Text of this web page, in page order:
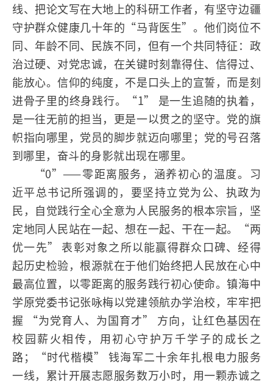
线、把论文写在大地上的科研工作者，有坚守边疆
守护群众健康几十年的“马背医生”。他们岗位不
同、年龄不同、民族不同，但有一个共同特征：政
治过硬、对党忠诚，在关键时刻靠得住、信得过、
能放心。信仰的纯度，不是口头上的宣誓，而是刻
进骨子里的终身践行。“1” 是一生追随的执着，
是一往无前的担当，更是一以贯之的坚守。党的旗
帜指向哪里，党员的脚步就迈向哪里；党的号召落
到哪里，奋斗的身影就出现在哪里。
“0”——零距离服务，涵养初心的温度。习
近平总书记所强调的，要坚持立党为公、执政为
民，自觉践行全心全意为人民服务的根本宗旨，坚
定地同人民站在一起、想在一起、干在一起。“两
优一先” 表彰对象之所以能赢得群众口碑、经得
起历史检验，根源就在于他们始终把人民放在心中
最高位置，以零距离的服务践行初心使命。镇海中
学原党委书记张咏梅以党建领航办学治校，牢牢把
握 “为党育人、为国育才” 方向，让红色基因在
校园薪火相传，用初心守护万千学子的成长之
路；“时代楷模” 钱海军二十余年扎根电力服务
一线，累计开展志愿服务数万小时，用一颗赤诚之